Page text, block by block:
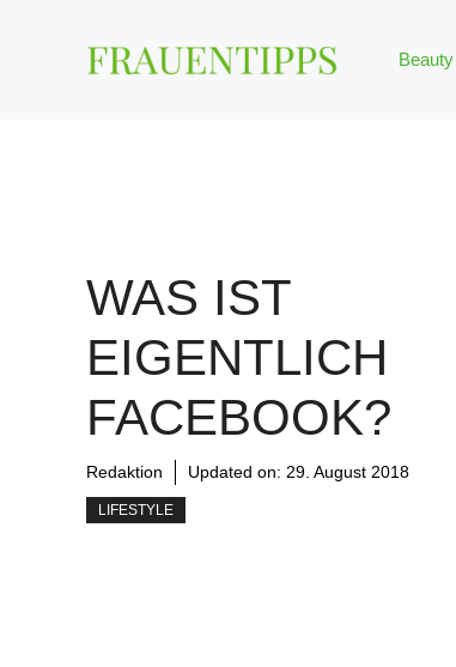
Beauty
WAS IST
EIGENTLICH
FACEBOOK?
Redaktion Updated on: 29. August 2018
LIFESTYLE